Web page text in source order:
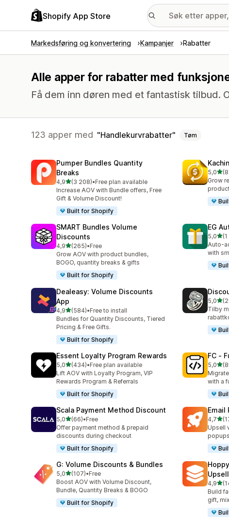
Shopify App Store
Markedsføring og konvertering Kampanjer Rabatter
Alle apper for rabatter med
Få dem inn døren med et fantastisk tilbud.
123 apper med Handlekurvrabatter Tøm
Pumper Bundles Quantity
Breaks
4,9av 5 stjerner
(3 208)
Totalt 3208 omtaler
•Free plan available
Increase AOV with Bundle offers, Free
Gift & Volume Discount!
Built for Shopify
5,0av
Totalt
Grow
SMART Bundles Volume
Discounts
4,9av 5 stjerner
(265)
Totalt 265 omtaler
•Free
Grow AOV with product bundles,
BOGO, quantity breaks & gifts
Built for Shopify
EG
5,0av(1
Totalt
Auto-
with
Dealeasy: Volume Discounts
App
4,9av 5 stjerner
(584)
Totalt 584 omtaler
•Free to install
Bundles for Quantity Discounts, Tiered
Pricing & Free Gifts.
Built for Shopify
5,0av
Totalt
Tilby
Essent Loyalty Program Rewards
5,0av 5 stjerner
(434)
Totalt 434 omtaler
•Free plan available
Lift AOV with Loyalty Program, VIP
Rewards Program & Referrals
Built for Shopify
FC ‑
5,0av
Totalt
with a
Scala Payment Method Discount
5,0av 5 stjerner
(66)
Totalt 66 omtaler
•Free
Offer payment method & prepaid
discounts during checkout
Built for Shopify
Email
4,7av
Totalt
Upsell
G: Volume Discounts & Bundles
5,0av 5 stjerner
(107)
Totalt 107 omtaler
•Free
Boost AOV with Volume Discount,
Bundle, Quantity Breaks & BOGO
Built for Shopify
4,9av
Totalt
Build
gift,